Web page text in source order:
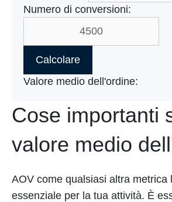
Numero di conversioni:
Calcolare
Valore medio dell'ordine:
Cose importanti
valore medio
AOV come qualsiasi altra metrica
essenziale per la tua attività. È